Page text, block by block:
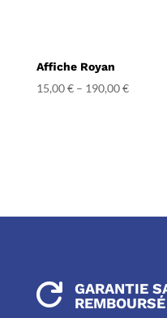
Affiche Royan
15,00€– 190,00€

GARANTIE
REMBOURSÉ